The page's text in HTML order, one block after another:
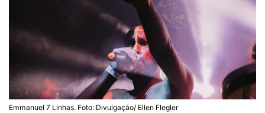
Emmanuel 7 Linhas. Foto: Divulgação/ Ellen Flegler